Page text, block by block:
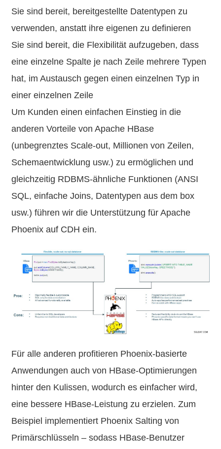
Sie sind bereit, bereitgestellte Datentypen zu
verwenden, anstatt ihre eigenen zu definieren
Sie sind bereit, die Flexibilität aufzugeben, dass
eine einzelne Spalte je nach Zeile mehrere Typen
hat, im Austausch gegen einen einzelnen Typ in
einer einzelnen Zeile
Um Kunden einen einfachen Einstieg in die
anderen Vorteile von Apache HBase
(unbegrenztes Scale-out, Millionen von Zeilen,
Schemaentwicklung usw.) zu ermöglichen und
gleichzeitig RDBMS-ähnliche Funktionen (ANSI
SQL, einfache Joins, Datentypen aus dem box
usw.) führen wir die Unterstützung für Apache
Phoenix auf CDH ein.
Für alle anderen profitieren Phoenix-basierte
Anwendungen auch von HBase-Optimierungen
hinter den Kulissen, wodurch es einfacher wird,
eine bessere HBase-Leistung zu erzielen. Zum
Beispiel implementiert Phoenix Salting von
Primärschlüsseln – sodass HBase-Benutzer